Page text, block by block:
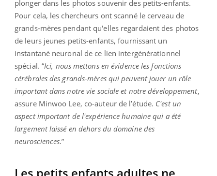
plonger dans les photos souvenir des petits-enfants.
Pour cela, les chercheurs ont scanné le cerveau de
grands-mères pendant qu'elles regardaient des photos
de leurs jeunes petits-enfants, fournissant un
instantané neuronal de ce lien intergénérationnel
spécial. “Ici, nous mettons en évidence les fonctions
cérébrales des grands-mères qui peuvent jouer un rôle
important dans notre vie sociale et notre développement,
assure Minwoo Lee, co-auteur de l’étude. C'est un
aspect important de l'expérience humaine qui a été
largement laissé en dehors du domaine des
neurosciences.”